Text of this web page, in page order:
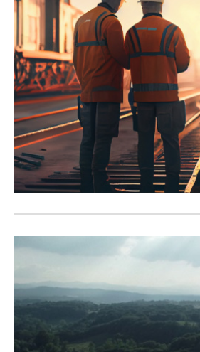
Il progetto del
ideato con le società